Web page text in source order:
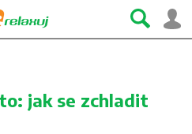
jak se zchladit